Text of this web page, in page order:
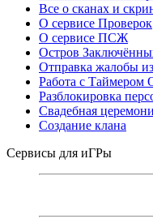
Все о сканах и
О сервисе Проверок
О сервисе ПСЖ
Остров
Отправка жалобы из
Работа с Таймером
Разблокировка
Свадебная
Создание клана
Сервисы для иГРы